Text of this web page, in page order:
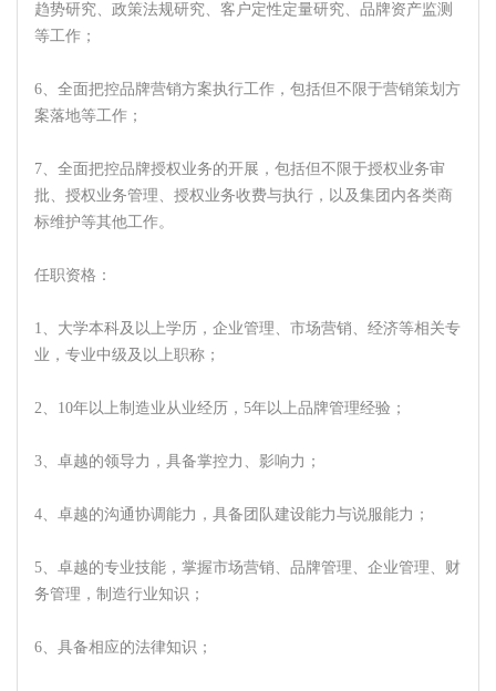
趋势研究、政策法规研究、客户定性定量研究、品牌资产监测
等工作；
6、全面把控品牌营销方案执行工作，包括但不限于营销策划方
案落地等工作；
7、全面把控品牌授权业务的开展，包括但不限于授权业务审
批、授权业务管理、授权业务收费与执行，以及集团内各类商
标维护等其他工作。
任职资格：
1、大学本科及以上学历，企业管理、市场营销、经济等相关专
业，专业中级及以上职称；
2、10年以上制造业从业经历，5年以上品牌管理经验；
3、卓越的领导力，具备掌控力、影响力；
4、卓越的沟通协调能力，具备团队建设能力与说服能力；
5、卓越的专业技能，掌握市场营销、品牌管理、企业管理、财
务管理，制造行业知识；
6、具备相应的法律知识；